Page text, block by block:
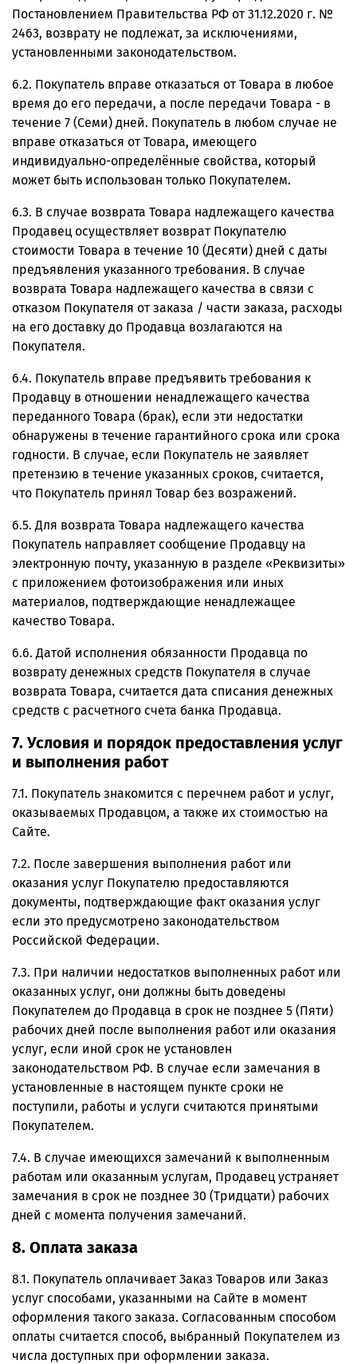
Постановлением Правительства РФ от 31.12.2020 г. №
2463, возврату не подлежат, за исключениями,
установленными законодательством.
6.2. Покупатель вправе отказаться от Товара в любое
время до его передачи, а после передачи Товара - в
течение 7 (Семи) дней. Покупатель в любом случае не
вправе отказаться от Товара, имеющего
индивидуально-определённые свойства, который
может быть использован только Покупателем.
6.3. В случае возврата Товара надлежащего качества
Продавец осуществляет возврат Покупателю
стоимости Товара в течение 10 (Десяти) дней с даты
предъявления указанного требования. В случае
возврата Товара надлежащего качества в связи с
отказом Покупателя от заказа / части заказа, расходы
на его доставку до Продавца возлагаются на
Покупателя.
6.4. Покупатель вправе предъявить требования к
Продавцу в отношении ненадлежащего качества
переданного Товара (брак), если эти недостатки
обнаружены в течение гарантийного срока или срока
годности. В случае, если Покупатель не заявляет
претензию в течение указанных сроков, считается,
что Покупатель принял Товар без возражений.
6.5. Для возврата Товара надлежащего качества
Покупатель направляет сообщение Продавцу на
электронную почту, указанную в разделе «Реквизиты»
с приложением фотоизображения или иных
материалов, подтверждающие ненадлежащее
качество Товара.
6.6. Датой исполнения обязанности Продавца по
возврату денежных средств Покупателя в случае
возврата Товара, считается дата списания денежных
средств с расчетного счета банка Продавца.
7. Условия и порядок предоставления услуг
и выполнения работ
7.1. Покупатель знакомится с перечнем работ и услуг,
оказываемых Продавцом, а также их стоимостью на
Сайте.
7.2. После завершения выполнения работ или
оказания услуг Покупателю предоставляются
документы, подтверждающие факт оказания услуг
если это предусмотрено законодательством
Российской Федерации.
7.3. При наличии недостатков выполненных работ или
оказанных услуг, они должны быть доведены
Покупателем до Продавца в срок не позднее 5 (Пяти)
рабочих дней после выполнения работ или оказания
услуг, если иной срок не установлен
законодательством РФ. В случае если замечания в
установленные в настоящем пункте сроки не
поступили, работы и услуги считаются принятыми
Покупателем.
7.4. В случае имеющихся замечаний к выполненным
работам или оказанным услугам, Продавец устраняет
замечания в срок не позднее 30 (Тридцати) рабочих
дней с момента получения замечаний.
8. Оплата заказа
8.1. Покупатель оплачивает Заказ Товаров или Заказ
услуг способами, указанными на Сайте в момент
оформления такого заказа. Согласованным способом
оплаты считается способ, выбранный Покупателем из
числа доступных при оформлении заказа.